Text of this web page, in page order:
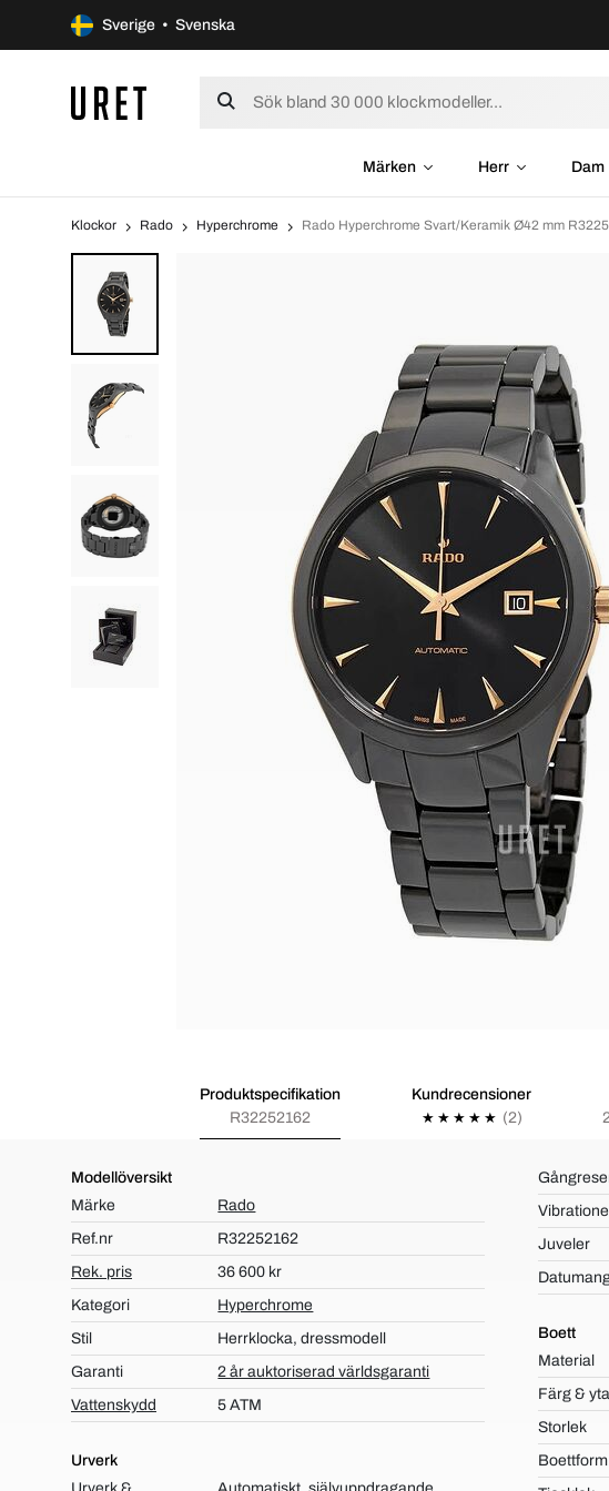
Sverige • Svenska
Märken Herr Dam
Klockor Rado Hyperchrome Rado Hyperchrome Svart/Keramik Ø42 mm
Produktspecifikation
R32252162
Kundrecensioner
(2)
Modellöversikt
Märke
Rado
Ref.nr
R32252162
Rek. pris
36 600 kr
Kategori
Hyperchrome
Stil
Herrklocka, dressmodell
Garanti
2 år auktoriserad världsgaranti
Vattenskydd
5 ATM
Urverk
Juveler
Boett
Material
Färg & yta
Storlek
Boettform